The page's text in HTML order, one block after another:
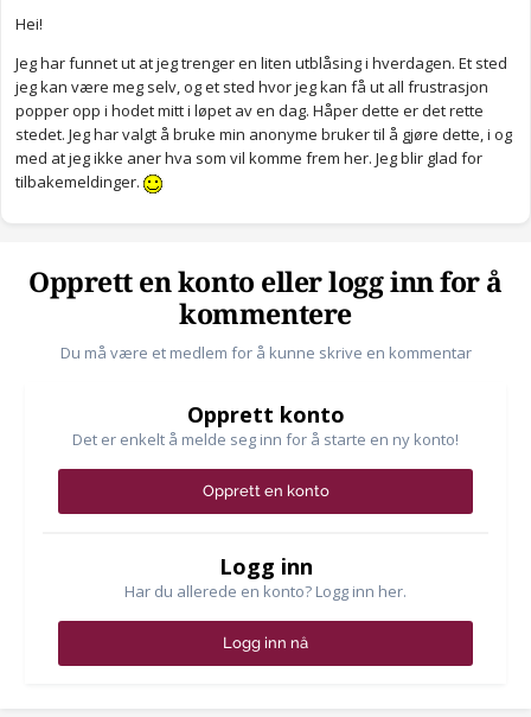
Hei!
Jeg har funnet ut at jeg trenger en liten utblåsing i hverdagen. Et sted
jeg kan være meg selv, og et sted hvor jeg kan få ut all frustrasjon
popper opp i hodet mitt i løpet av en dag. Håper dette er det rette
stedet. Jeg har valgt å bruke min anonyme bruker til å gjøre dette, i og
med at jeg ikke aner hva som vil komme frem her. Jeg blir glad for
tilbakemeldinger.
Opprett en konto eller logg inn for å
kommentere
Du må være et medlem for å kunne skrive en kommentar
Opprett konto
Det er enkelt å melde seg inn for å starte en ny konto!
Opprett en konto
Logg inn
Har du allerede en konto? Logg inn her.
Logg inn nå